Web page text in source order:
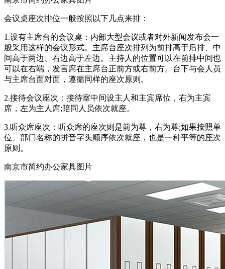
会议桌座次排位一般按照以下几点来排：
1.设有主席台的会议桌：内部大型会议或者对外新闻发布会一
般采用这样的会议形式。主席台座次排列为前排高于后排、中
间高于两边、右边高于左边。主持人的位置可以在前排中间也
可以在右端，发言席在主席台正前方或右前方。台下与会人员
与主席台面对面，遵循同样的座次原则。
2.接待会议座次：接待室中间设主人和主宾席位，右为主宾
席，左为主人席;陪同人员依次就座。
3.听众席座次：听众席的座次则是前为尊，右为尊;如果按照单
位、部门名称的拼音字头顺序依次就座，也是一种平等的座次
原则。
南京市简约办公家具图片